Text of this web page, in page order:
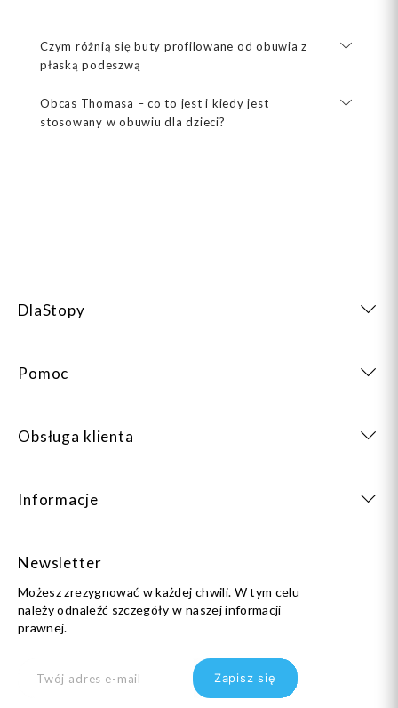
Czym różnią się buty profilowane od obuwia z
płaską podeszwą
Obcas Thomasa – co to jest i kiedy jest
stosowany w obuwiu dla dzieci?
DlaStopy
Pomoc
Obsługa klienta
Informacje
Newsletter
Możesz zrezygnować w każdej chwili. W tym celu
należy odnaleźć szczegóły w naszej informacji
prawnej.